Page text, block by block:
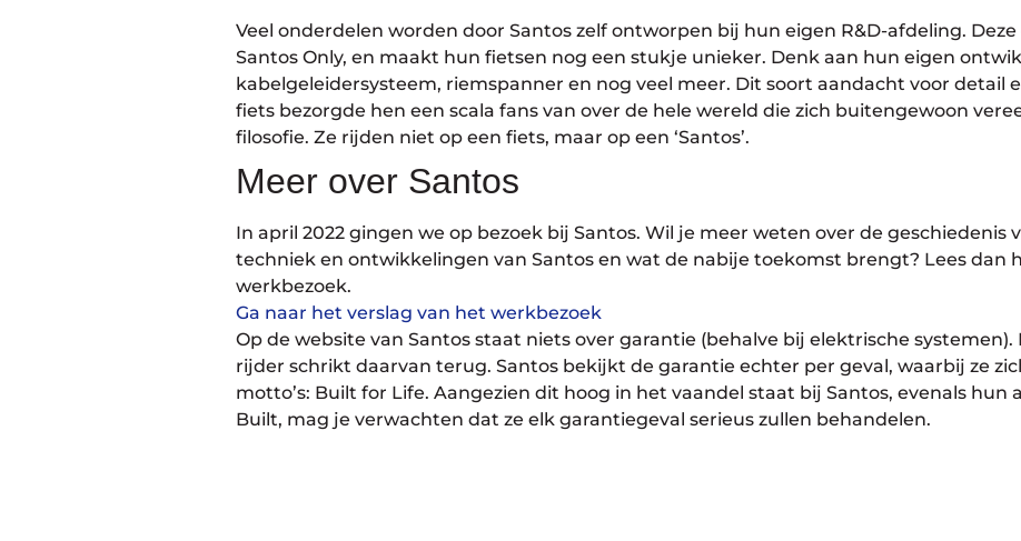
Veel onderdelen worden door Santos zelf ontworpen bij hun eigen R&D-afdeling.
Santos Only, en maakt hun fietsen nog een stukje unieker. Denk aan hun eigen
kabelgeleidersysteem, riemspanner en nog veel meer. Dit soort aandacht voor detail
fiets bezorgde hen een scala fans van over de hele wereld die zich buitengewoon
filosofie. Ze rijden niet op een fiets, maar op een ‘Santos’.
Meer over Santos
In april 2022 gingen we op bezoek bij Santos. Wil je meer weten over de geschiedenis
techniek en ontwikkelingen van Santos en wat de nabije toekomst brengt? Lees dan
werkbezoek.
Ga naar het verslag van het werkbezoek
Op de website van Santos staat niets over garantie (behalve bij elektrische systemen).
rijder schrikt daarvan terug. Santos bekijkt de garantie echter per geval, waarbij ze
motto’s: Built for Life. Aangezien dit hoog in het vaandel staat bij Santos, evenals hun
Built, mag je verwachten dat ze elk garantiegeval serieus zullen behandelen.